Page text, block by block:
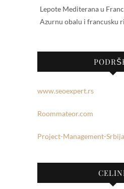
Lepote Mediterana u
Azurnu obalu i francusku
www.seoexpert.rs
Roommateor.com
Project-Management-